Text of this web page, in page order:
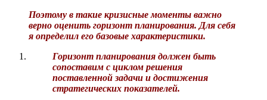
Поэтому в такие кризисные моменты важно
верно оценить горизонт планирования. Для себя
я определил его базовые характеристики.
Горизонт планирования должен быть
сопоставим с циклом решения
поставленной задачи и достижения
стратегических показателей.